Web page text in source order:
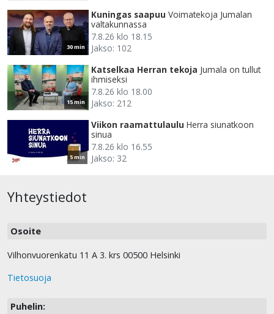
30 min
Kuningas saapuu Voimatekoja Jumalan
valtakunnassa
7.8.26 klo 18.15
Jakso: 102
15 min
Katselkaa Herran tekoja Jumala on tullut
ihmiseksi
7.8.26 klo 18.00
Jakso: 212
5 min
Viikon raamattulaulu Herra siunatkoon
sinua
7.8.26 klo 16.55
Jakso: 32
Yhteystiedot
Osoite
Vilhonvuorenkatu 11 A 3. krs 00500 Helsinki
Tietosuoja
Puhelin: